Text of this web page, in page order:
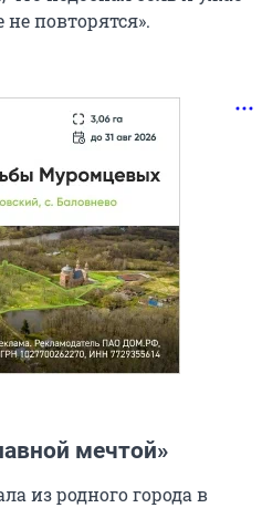
повторятся».
мечтой»
из родного города в